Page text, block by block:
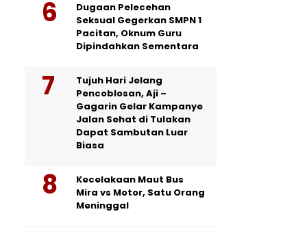
Dugaan Pelecehan
Seksual Gegerkan SMPN 1
Pacitan, Oknum Guru
Dipindahkan Sementara
Tujuh Hari Jelang
Pencoblosan, Aji –
Gagarin Gelar Kampanye
Jalan Sehat di Tulakan
Dapat Sambutan Luar
Biasa
Kecelakaan Maut Bus
Mira vs Motor, Satu Orang
Meninggal